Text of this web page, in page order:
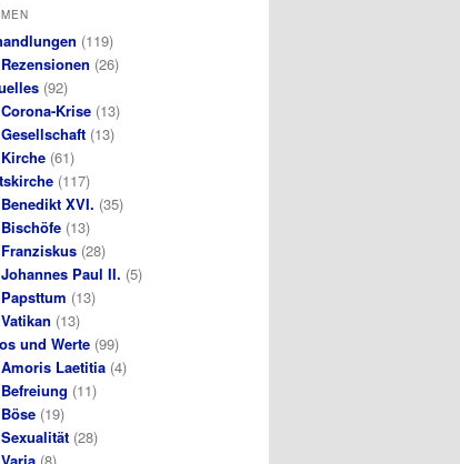
(119)
Rezensionen (26)
(92)
Corona-Krise(13)
Gesellschaft(13)
Kirche(61)
(117)
Benedikt XVI. (35)
Bischöfe(13)
Franziskus(28)
Johannes Paul II. (5)
Papsttum (13)
Vatikan (13)
und Werte (99)
Amoris Laetitia(4)
Befreiung (11)
Böse(19)
Sexualität(28)